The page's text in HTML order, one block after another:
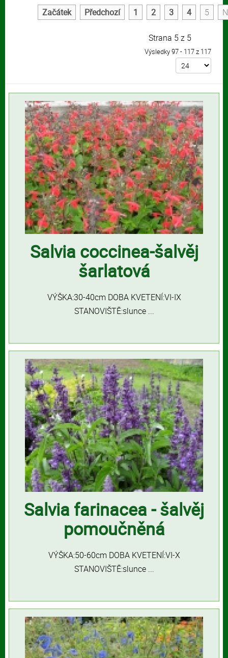
Začátek Předchozí 1 2 3 4 5
Strana 5 z 5
Výsledky 97 - 117 z 117
Salvia coccinea-šalvěj
šarlatová
VÝŠKA:30-40cm DOBA KVETENÍ:VI-IX
STANOVIŠTĚ:slunce ...
Salvia farinacea - šalvěj
pomoučněná
VÝŠKA:50-60cm DOBA KVETENÍ:VI-X
STANOVIŠTĚ:slunce ...